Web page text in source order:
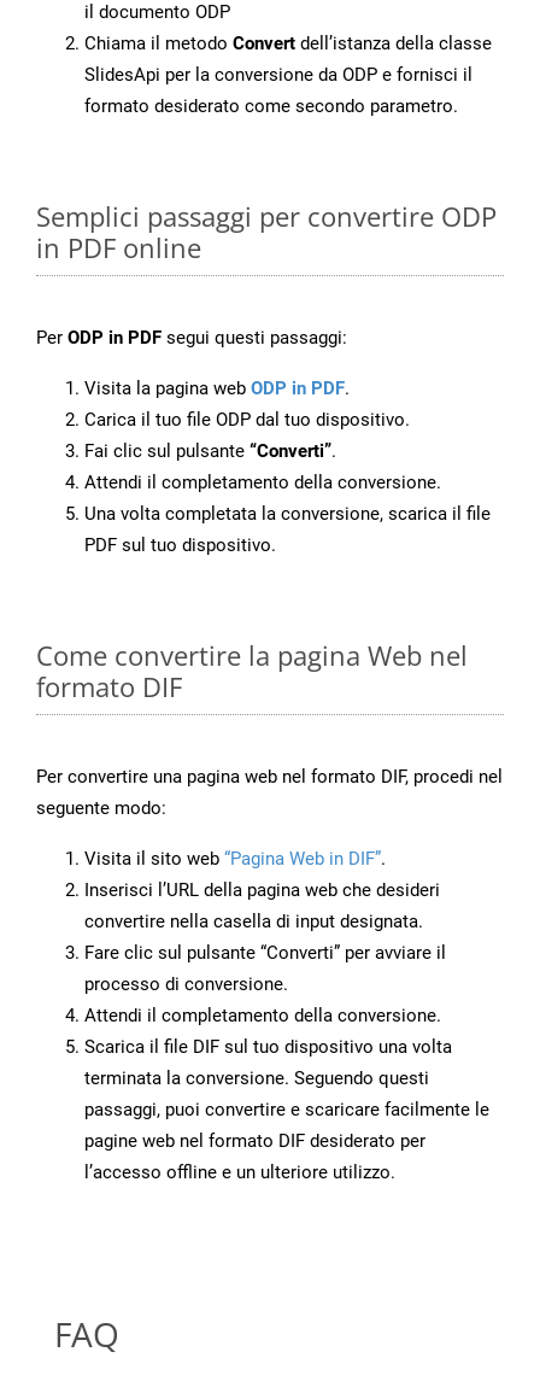
il documento ODP
Chiama il metodo Convert dell’istanza della classe
SlidesApi per la conversione da ODP e fornisci il
formato desiderato come secondo parametro.
Semplici passaggi per convertire ODP
in PDF online
Per ODP in PDF segui questi passaggi:
Visita la pagina web ODP in PDF.
Carica il tuo file ODP dal tuo dispositivo.
Fai clic sul pulsante “Converti”.
Attendi il completamento della conversione.
Una volta completata la conversione, scarica il file
PDF sul tuo dispositivo.
Come convertire la pagina Web nel
formato DIF
Per convertire una pagina web nel formato DIF, procedi nel
seguente modo:
Visita il sito web “Pagina Web in DIF”.
Inserisci l’URL della pagina web che desideri
convertire nella casella di input designata.
Fare clic sul pulsante “Converti” per avviare il
processo di conversione.
Attendi il completamento della conversione.
Scarica il file DIF sul tuo dispositivo una volta
terminata la conversione. Seguendo questi
passaggi, puoi convertire e scaricare facilmente le
pagine web nel formato DIF desiderato per
l’accesso offline e un ulteriore utilizzo.
FAQ